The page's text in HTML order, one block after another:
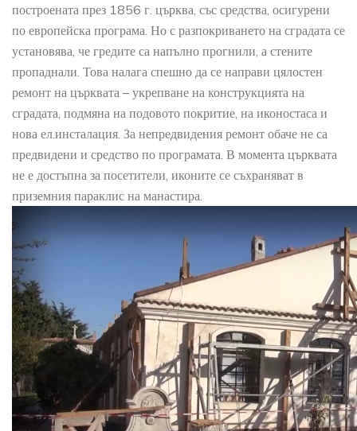
построената през 1856 г. църква, със средства, осигурени
по европейска програма. Но с разпокриването на сградата се
установява, че гредите са напълно прогнили, а стените
пропаднали. Това налага спешно да се направи цялостен
ремонт на църквата – укрепване на конструкцията на
сградата, подмяна на подовото покритие, на иконостаса и
нова ел.инсталация. За непредвидения ремонт обаче не са
предвидени и средство по програмата. В момента църквата
не е достъпна за посетители, иконите се съхраняват в
приземния параклис на манастира.